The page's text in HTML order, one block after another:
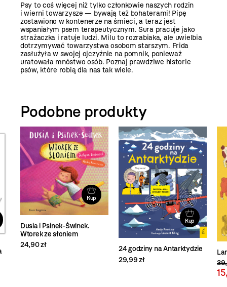
Psy to coś więcej niż tylko członkowie naszych rodzin
i wierni towarzysze — bywają też bohaterami! Pipę
zostawiono w kontenerze na śmieci, a teraz jest
wspaniałym psem terapeutycznym. Sura pracuje jako
strażaczka i ratuje ludzi. Milu to rozrabiaka, ale uwielbia
dotrzymywać towarzystwa osobom starszym. Frida
zasłużyła w swojej ojczyźnie na pomnik, ponieważ
uratowała mnóstwo osób. Poznaj prawdziwe historie
psów, które robią dla nas tak wiele.
Podobne produkty
Kup
Dusia i Psinek-Świnek.
Wtorek ze słoniem
24,90 zł
Kup
24 godziny na Antarktydzie
29,99 zł